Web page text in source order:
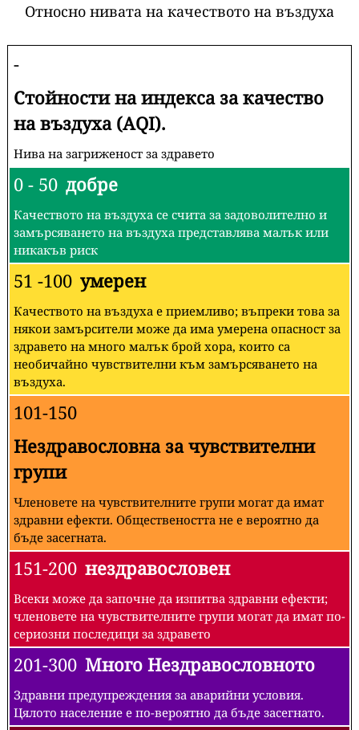
Относно нивата на качеството на въздуха
-
Стойности на индекса за качество
на въздуха (AQI).
Нива на загриженост за здравето
0 - 50 добре
Качеството на въздуха се счита за задоволително и
замърсяването на въздуха представлява малък или
никакъв риск
51 -100 умерен
Качеството на въздуха е приемливо; въпреки това за
някои замърсители може да има умерена опасност за
здравето на много малък брой хора, които са
необичайно чувствителни към замърсяването на
въздуха.
101-150
Нездравословна за чувствителни
групи
Членовете на чувствителните групи могат да имат
здравни ефекти. Обществеността не е вероятно да
бъде засегната.
151-200 нездравословен
Всеки може да започне да изпитва здравни ефекти;
членовете на чувствителните групи могат да имат по-
сериозни последици за здравето
201-300 Много Нездравословното
Здравни предупреждения за аварийни условия.
Цялото население е по-вероятно да бъде засегнато.